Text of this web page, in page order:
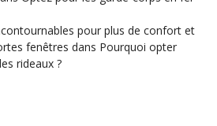
pour plus de confort et
fenêtres dans Pourquoi opter
rideaux ?